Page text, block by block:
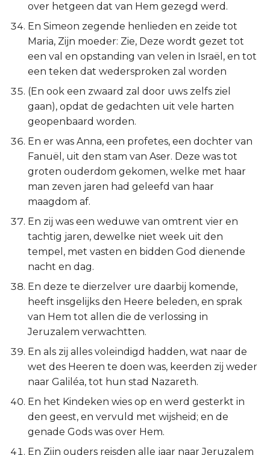
over hetgeen dat van Hem gezegd werd.
En Simeon zegende henlieden en zeide tot
Maria, Zijn moeder: Zie, Deze wordt gezet tot
een val en opstanding van velen in Israël, en tot
een teken dat wedersproken zal worden
(En ook een zwaard zal door uws zelfs ziel
gaan), opdat de gedachten uit vele harten
geopenbaard worden.
En er was Anna, een profetes, een dochter van
Fanuël, uit den stam van Aser. Deze was tot
groten ouderdom gekomen, welke met haar
man zeven jaren had geleefd van haar
maagdom af.
En zij was een weduwe van omtrent vier en
tachtig jaren, dewelke niet week uit den
tempel, met vasten en bidden God dienende
nacht en dag.
En deze te dierzelver ure daarbij komende,
heeft insgelijks den Heere beleden, en sprak
van Hem tot allen die de verlossing in
Jeruzalem verwachtten.
En als zij alles voleindigd hadden, wat naar de
wet des Heeren te doen was, keerden zij weder
naar Galiléa, tot hun stad Nazareth.
En het Kindeken wies op en werd gesterkt in
den geest, en vervuld met wijsheid; en de
genade Gods was over Hem.
En Zijn ouders reisden alle jaar naar Jeruzalem